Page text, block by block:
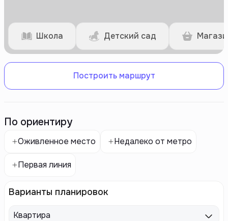
Школа Детский сад
Построить маршрут
По ориентиру
Оживленное место Недалеко от метро
Первая линия
Варианты планировок
Квартира